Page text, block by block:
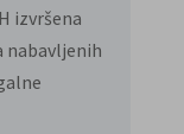
izvršena
nabavljenih